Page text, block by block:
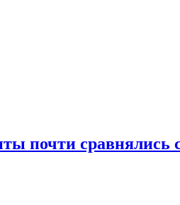
почти